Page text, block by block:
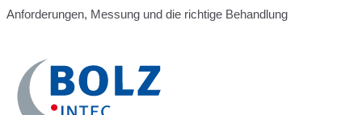
Anforderungen, Messung und die richtige Behandlung